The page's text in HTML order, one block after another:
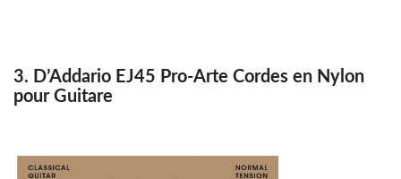
3. D’Addario EJ45 Pro-Arte Cordes en Nylon
pour Guitare